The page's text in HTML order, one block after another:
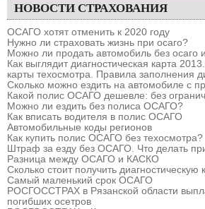
НОВОСТИ СТРАХОВАНИЯ
ОСАГО хотят отменить к 2020 году
Нужно ли страховать жизнь при осаго?
Можно ли продать автомобиль без осаго
Как выглядит диагностическая карта
карты техосмотра. Правила заполнения
Сколько можно ездить на автомобиле с
Какой полис ОСАГО дешевле: без
Можно ли ездить без полиса ОСАГО?
Как вписать водителя в полис ОСАГО
Автомобильные коды регионов
Как купить полис ОСАГО без техосмотра?
Штраф за езду без ОСАГО. Что делать
Разница между ОСАГО и КАСКО
Сколько стоит получить диагностическую
Самый маленький срок ОСАГО
РОСГОССТРАХ в Рязанской области
погибших осетров